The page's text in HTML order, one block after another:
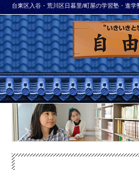
台東区入谷・荒川区日暮里/町屋の学習塾・進学